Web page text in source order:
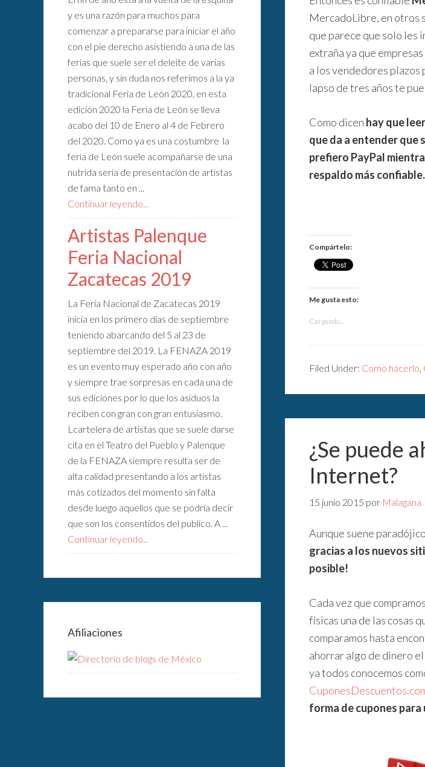
MercadoLibre, en otros
que parece que solo les
extraña ya que
a los vendedores plazos
lapso de tres años te
Como dicen hay que
que da a entender que
prefiero PayPal
respaldo más confiable.
Compártelo:
Me gusta esto:
Cargando...
Filed Under: Como hacerlo,
¿Se puede
Internet?
15 junio 2015 por Malagana
Aunque suene
gracias a los nuevos
posible!
Cada vez que
físicas una de las cosas
comparamos hasta
ahorrar algo de dinero
ya todos conocemos
forma de cupones
y es una razón para muchos para
comenzar a prepararse para iniciar el año
con el pie derecho asistiendo a una de las
ferias que suele ser el deleite de varias
personas, y sin duda nos referimos a la ya
tradicional Feria de León 2020, en esta
edición 2020 la Feria de León se lleva
acabo del 10 de Enero al 4 de Febrero
del 2020. Como ya es una costumbre la
feria de León suele acompañarse de una
nutrida seria de presentación de artistas
de fama tanto en ...
Continuar leyendo...
Artistas Palenque
Feria Nacional
Zacatecas 2019
La Feria Nacional de Zacatecas 2019
inicia en los primero días de septiembre
teniendo abarcando del 5 al 23 de
septiembre del 2019. La FENAZA 2019
es un evento muy esperado año con año
y siempre trae sorpresas en cada una de
sus ediciones por lo que los asiduos la
reciben con gran con gran entusiasmo.
Lcartelera de artistas que se suele darse
cita en el Teatro del Pueblo y Palenque
de la FENAZA siempre resulta ser de
alta calidad presentando a los artistas
más cotizados del momento sin falta
desde luego aquellos que se podría decir
que son los consentidos del publico. A ...
Continuar leyendo...
Afiliaciones